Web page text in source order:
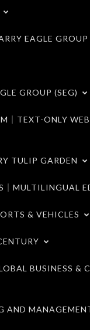
EAGLE GROUP
GROUP (SEG)
｜TEXT-ONLY
TULIP GARDEN
｜MULTILINGUAL
& VEHICLES
BUSINESS &
AND